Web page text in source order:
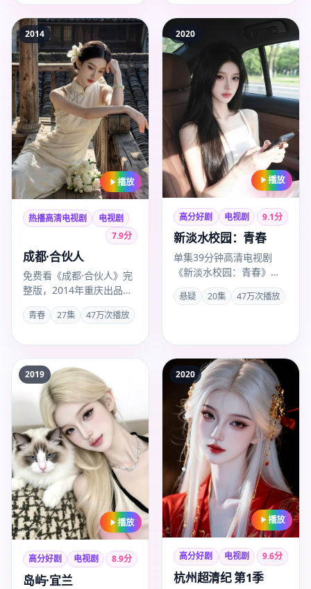
2014
播放
热播高清电视剧
电视剧
7.9分
成都·合伙人
免费看《成都·合伙人》完
整版，2014年重庆出品，
导演刘家成，卡司成毅、
易烊千玺、王刚。成全高
青春 27集 47万次播放
2020
播放
高分好剧 电视剧 9.1分
新淡水校园：青春
单集39分钟高清电视剧
《新淡水校园：青春》
2020年12月15日首播，基
隆悬疑题材，导演瞿友
悬疑 20集 47万次播放
2019
播放
高分好剧 电视剧 8.9分
岛屿·宜兰
2020
播放
高分好剧 电视剧 9.6分
杭州超清纪 第1季